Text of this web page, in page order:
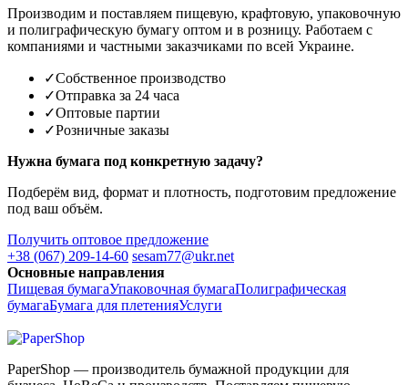
Производим и поставляем пищевую, крафтовую, упаковочную
и полиграфическую бумагу оптом и в розницу. Работаем с
компаниями и частными заказчиками по всей Украине.
✓Собственное производство
✓Отправка за 24 часа
✓Оптовые партии
✓Розничные заказы
Нужна бумага под конкретную задачу?
Подберём вид, формат и плотность, подготовим предложение
под ваш объём.
Получить оптовое предложение
+38 (067) 209-14-60 sesam77@ukr.net
Основные направления
Пищевая бумагаУпаковочная бумагаПолиграфическая
бумагаБумага для плетенияУслуги
PaperShop — производитель бумажной продукции для